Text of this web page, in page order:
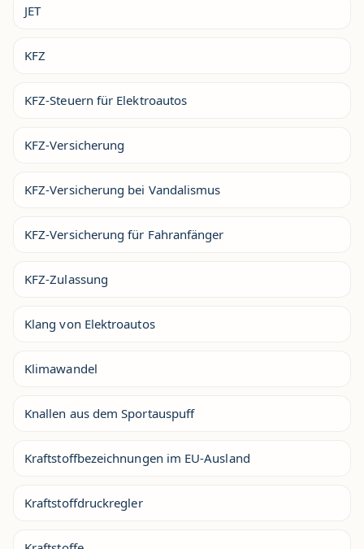
JET
KFZ
KFZ-Steuern für Elektroautos
KFZ-Versicherung
KFZ-Versicherung bei Vandalismus
KFZ-Versicherung für Fahranfänger
KFZ-Zulassung
Klang von Elektroautos
Klimawandel
Knallen aus dem Sportauspuff
Kraftstoffbezeichnungen im EU-Ausland
Kraftstoffdruckregler